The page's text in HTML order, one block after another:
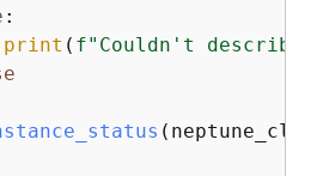
:
print ( f"Couldn't describe
(